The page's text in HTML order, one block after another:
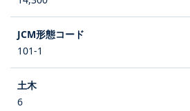
101-1
6